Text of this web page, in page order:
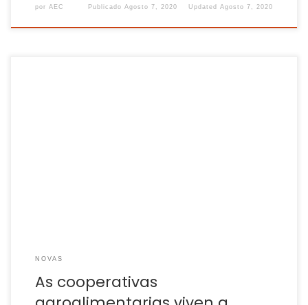
por AEC PublicadoAgosto 7, 2020 UpdatedAgosto 7, 2020
NOVAS
As cooperativas